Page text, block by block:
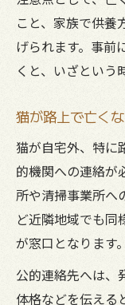
こと、家族で供養
げられます。事前
くと、いざという
猫が路上で亡く
猫が自宅外、特に
的機関への連絡が
所や清掃事業所へ
ど近隣地域でも
が窓口となります。
公的連絡先へは、
体格などを伝える